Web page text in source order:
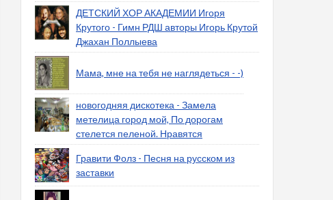
ДЕТСКИЙ ХОР АКАДЕМИИ Игоря
Крутого - Гимн РДШ авторы Игорь Крутой
Джахан Поллыева
Мама, мне на тебя не наглядеться - -)
новогодняя дискотека - Замела
метелица город мой, По дорогам
стелется пеленой. Нравятся
Гравити Фолз - Песня на русском из
заставки